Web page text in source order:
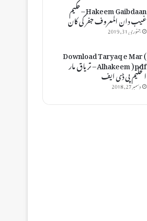
Hakeem Gaibdaan – حکیم
غیب دان المعروف جفر کی کان
جنوری 31, 2019
Download Taryaq e Mar (
Alhakeem ) pdf – تریاق مار
الحکیم پی ڈی ایف
دسمبر 27, 2018